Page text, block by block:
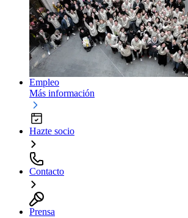
Empleo
Más información
Hazte socio
Contacto
Prensa